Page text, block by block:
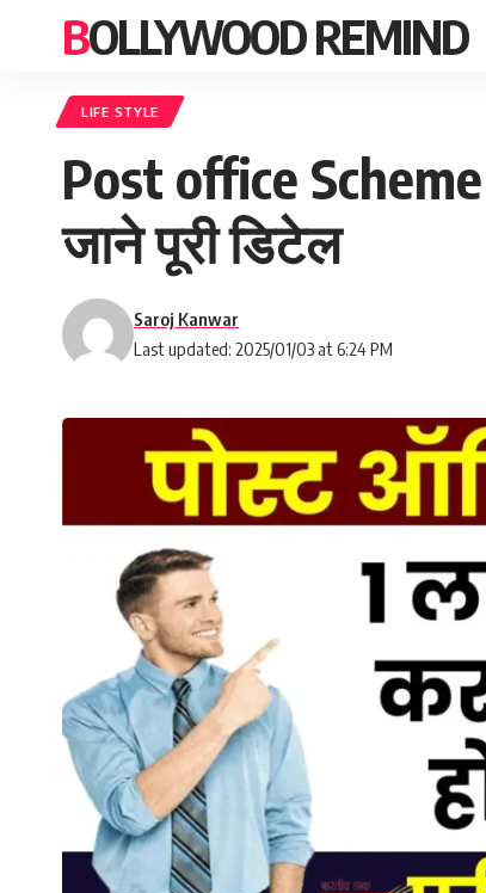
BOLLYWOOD REMIND
LIFE STYLE
Post office
जाने पूरी डिटेल
Last updated: 2025/01/03 at 6:24 PM
Saroj Kanwar